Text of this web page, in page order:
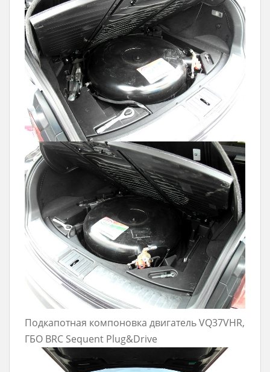
Подкапотная компоновка двигатель VQ37VHR,
ГБО BRC Sequent Plug&Drive